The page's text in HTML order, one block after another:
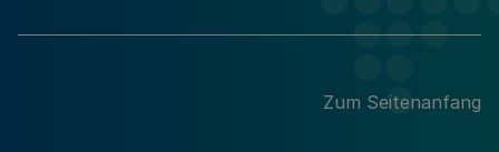
Zum Seitenanfang